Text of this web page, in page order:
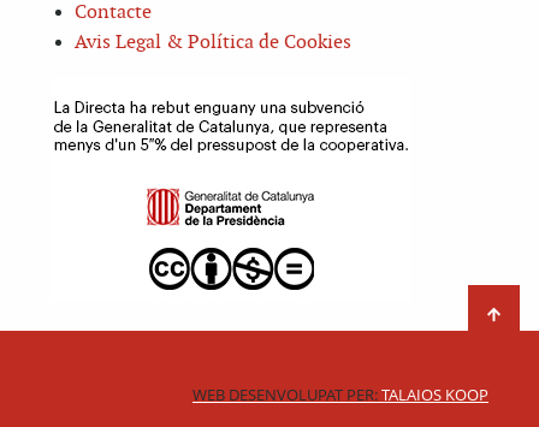
Contacte
Avis Legal & Política de Cookies
WEB DESENVOLUPAT PER:TALAIOS KOOP